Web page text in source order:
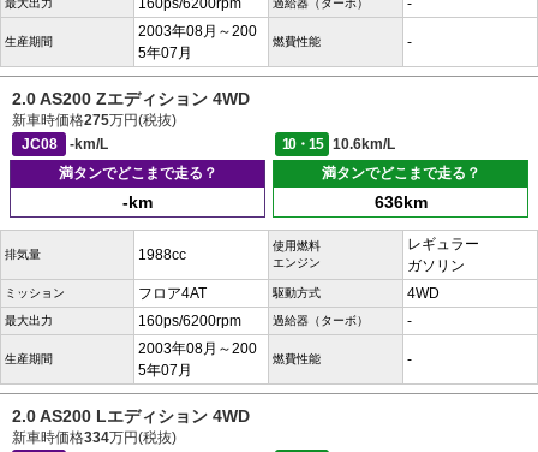
最大出力 160ps/6200rpm 過給器（ターボ） -
生産期間
2003年08月～200
5年07月
燃費性能 -
2.0 AS200 Zエディション 4WD
新車時価格275万円(税抜)
JC08
-km/L 10・15
10.6km/L
満タンでどこまで走る？
-km
満タンでどこまで走る？
636km
排気量 1988cc
使用燃料
エンジン
レギュラー
ガソリン
ミッション フロア4AT 駆動方式 4WD
最大出力 160ps/6200rpm 過給器（ターボ） -
生産期間
2003年08月～200
5年07月
燃費性能 -
2.0 AS200 Lエディション 4WD
新車時価格334万円(税抜)